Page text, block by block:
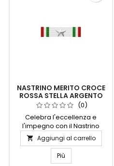
NASTRINO MERITO CROCE
ROSSA STELLA ARGENTO
(0)
Celebra l'eccellenza e
l'impegno con il Nastrino
Merito Croce Rossa Stella
Argento. Questo distintivo
elegante è un simbolo di
dedizione e servizio
 Aggiungi al carrello
Più